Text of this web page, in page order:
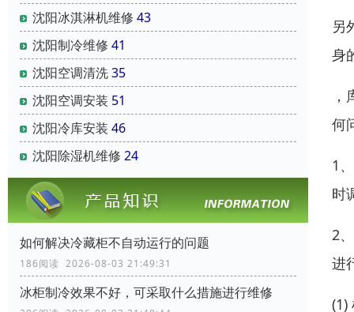
沈阳冰淇淋机维修 43
沈阳制冷维修 41
沈阳空调清洗35
沈阳空调安装 51
沈阳冷库安装 46
沈阳除湿机维修 24
如何解决冷藏柜不自动运行的问题
186阅读 2026-08-03 21:49:31
冰柜制冷效果不好，可采取什么措施进行维修
另
身
何
1
时
2
进
(1)